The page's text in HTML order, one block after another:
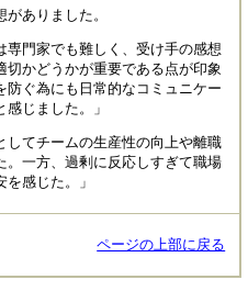
ありました。
専門家でも難しく、受け手の感想
切かどうかが重要である点が印象
防ぐ為にも日常的なコミュニケー
じました。」
してチームの生産性の向上や離職
。一方、過剰に反応しすぎて職場
感じた。」
ページの上部に戻る